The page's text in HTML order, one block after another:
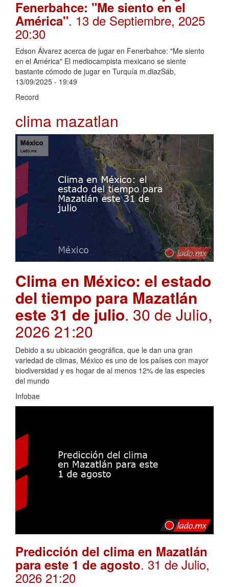
Fenerbahce: "Me siento en el
América". 13 de Septiembre, 2025
20:30
Edson Álvarez acerca de jugar en Fenerbahce: "Me siento
en el América" El mediocampista mexicano se siente
bastante cómodo de jugar en Turquía m.diazSáb,
13/09/2025 - 19:49
Record
clima mazatlan
Clima en México: el estado
del tiempo para Mazatlán
este 31 de julio. 30 de Julio,
2026 21:20
Debido a su ubicación geográfica, que le dan una gran
variedad de climas, México es uno de los países con mayor
biodiversidad y es hogar de al menos 12% de las especies
del mundo
Infobae
Predicción del clima en Mazatlán
para este 1 de agosto. 31 de Julio,
2026 21:20